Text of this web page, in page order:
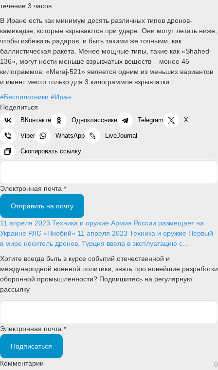
течение 3 часов.
В Иране есть как минимум десять различных типов дронов-
камикадзе, которые взрываются при ударе. Они могут летать ниже,
чтобы избежать радаров, и быть такими же точными, как
баллистическая ракета. Менее мощные типы, такие как «Shahed-
136», могут нести меньше взрывчатых веществ – менее 45
килограммов. «Meraj-521» является одним из меньших вариантов
и имеет место только для 3 килограммов взрывчатки.
#Беспилотники #Иран
Поделиться
ВКонтакте Одноклассники Telegram X
Viber WhatsApp LiveJournal
Скопировать ссылку
Электронная почта *
Отправить на почту
11 апреля 2023 Техника и оружие Армия России размещает на
Украине РЛС «Ниобий» 11 апреля 2023 Техника и оружие Первый
в мире носитель дронов, Турция ввела в эксплуатацию с...
Хотите всегда быть в курсе событий отечественной и
международной военной политики, знать про новейшие разработки
оборонной промышленности? Подпишитесь на регулярную
рассылку
Электронная почта *
Подписаться
Комментарии 0